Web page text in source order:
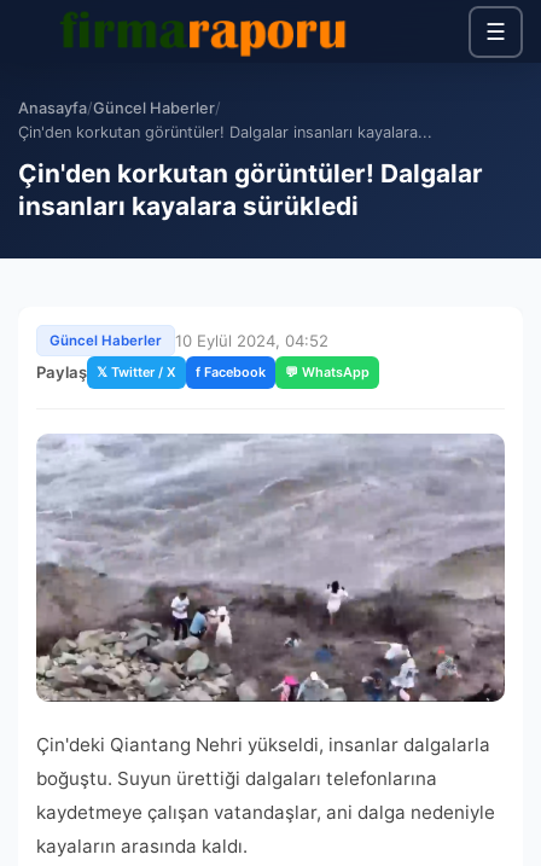
☰
Anasayfa/Güncel Haberler/
Çin'den korkutan görüntüler! Dalgalar insanları kayalara...
Çin'den korkutan görüntüler! Dalgalar
insanları kayalara sürükledi
Güncel Haberler
10 Eylül 2024, 04:52
Paylaş 𝕏 Twitter / X f Facebook 💬 WhatsApp
Çin'deki Qiantang Nehri yükseldi, insanlar dalgalarla
boğuştu. Suyun ürettiği dalgaları telefonlarına
kaydetmeye çalışan vatandaşlar, ani dalga nedeniyle
kayaların arasında kaldı.